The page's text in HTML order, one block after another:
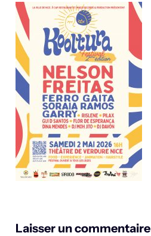
Laisser un commentaire